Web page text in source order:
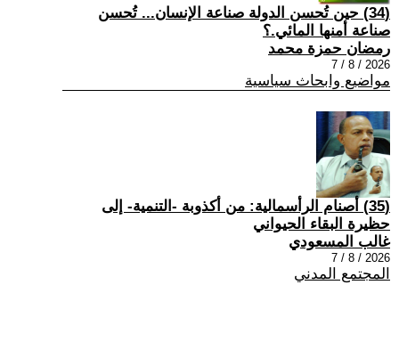
(34) حين تُحسن الدولة صناعة الإنسان... تُحسن
صناعة أمنها المائي.؟
رمضان حمزة محمد
2026 / 8 / 7
مواضيع وابحاث سياسية
(35) أصنام الرأسمالية: من أكذوبة -التنمية- إلى
حظيرة البقاء الحيواني
غالب المسعودي
2026 / 8 / 7
المجتمع المدني